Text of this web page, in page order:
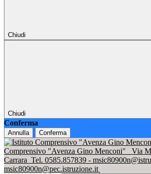
Chiudi
Chiudi
Conferma
Annulla Conferma
Comprensivo "Avenza Gino Menconi"
Via
Carrara Tel. 0585.857839 -
msic80900n@pec.istruzione.it